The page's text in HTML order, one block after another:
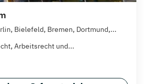
Bielefeld, Bremen, Dortmund,...
Arbeitsrecht und...